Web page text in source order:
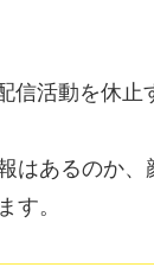
活動を休止
はあるのか
す。